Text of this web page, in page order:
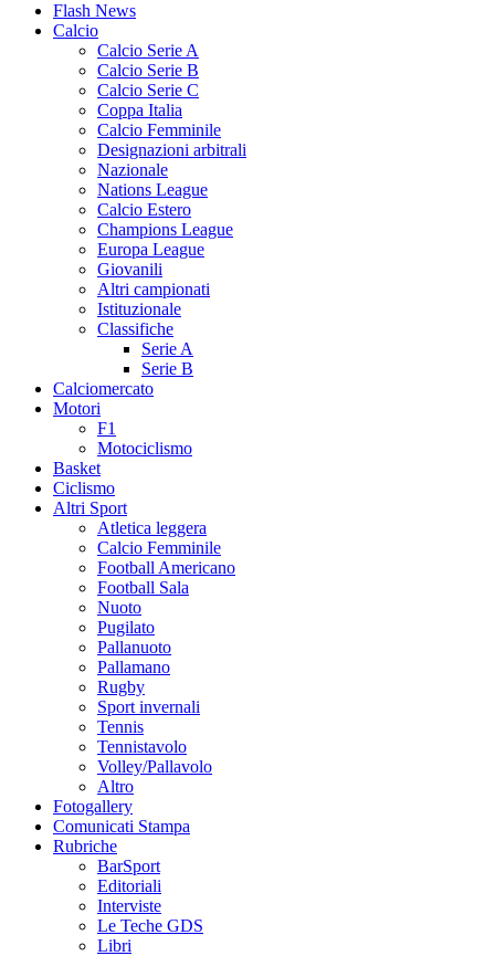
Flash News
Calcio
Calcio Serie A
Calcio Serie B
Calcio Serie C
Coppa Italia
Calcio Femminile
Designazioni arbitrali
Nazionale
Nations League
Calcio Estero
Champions League
Europa League
Giovanili
Altri campionati
Istituzionale
Classifiche
Serie A
Serie B
Calciomercato
Motori
F1
Motociclismo
Basket
Ciclismo
Altri Sport
Atletica leggera
Calcio Femminile
Football Americano
Football Sala
Nuoto
Pugilato
Pallanuoto
Pallamano
Rugby
Sport invernali
Tennis
Tennistavolo
Volley/Pallavolo
Altro
Fotogallery
Comunicati Stampa
Rubriche
BarSport
Editoriali
Interviste
Le Teche GDS
Libri